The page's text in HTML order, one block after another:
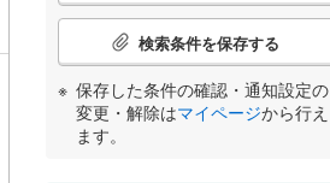
検
条
件
検索条件を保存する
保存した条件の確認・通知設定の
変更・解除はマイページから行え
ます。
条件をリセットする
与謝郡伊根町( 0)
条件をリセットする
条件をリセットする
条件をリセットする
条件をリセットする
住宅性能評価付き（0）
条件をリセットする